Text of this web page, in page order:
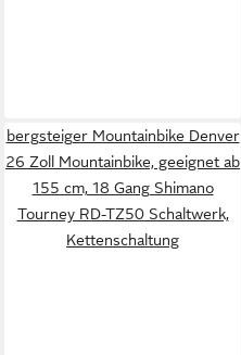
bergsteiger Mountainbike Denver
26 Zoll Mountainbike, geeignet ab
155 cm, 18 Gang Shimano
Tourney RD-TZ50 Schaltwerk,
Kettenschaltung